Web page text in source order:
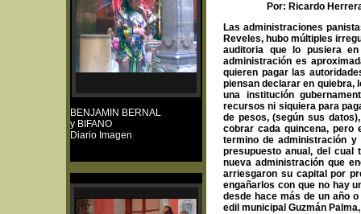
BENJAMIN BERNAL
y BIFANO
Diario Imagen
Por: Ricardo Herrera
Las administraciones
Reveles, hubo múltiples
auditoria que lo pusiera
administración es
quieren pagar las
piensan declarar en quiebra,
una institución
recursos ni siquiera para
de pesos, (según sus
cobrar cada quincena,
termino de administración
presupuesto anual, del
nueva administración que
arriesgaron su capital por
engañarlos con que no hay
desde hace más de un año
edil municipal Guzmán